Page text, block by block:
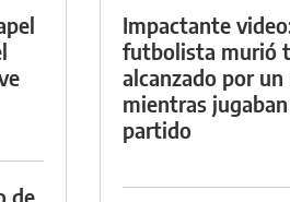
de
Impactante
futbolista murió
alcanzado por un
mientras
partido